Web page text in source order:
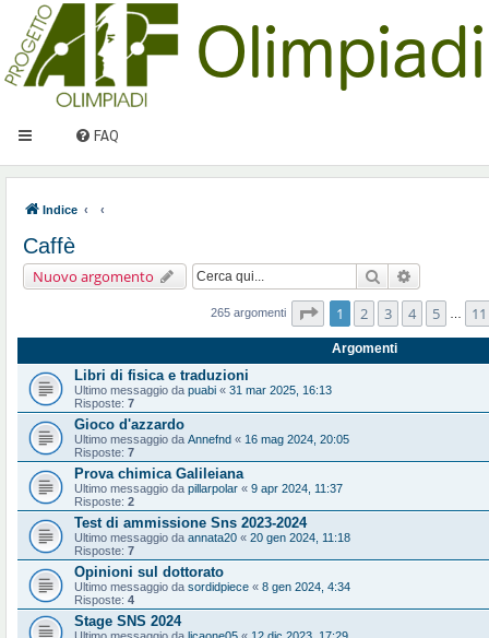
FAQ
Indice
Caffè
Nuovo argomento Cerca
265 argomenti Pagina1 di11
1 2 3 4 5 11
Argomenti
Libri di fisica e traduzioni
Ultimo messaggio da puabi « 31 mar 2025, 16:13
Risposte: 7
Gioco d'azzardo
Ultimo messaggio da Annefnd « 16 mag 2024, 20:05
Risposte: 7
Prova chimica Galileiana
Ultimo messaggio da pillarpolar « 9 apr 2024, 11:37
Risposte: 2
Test di ammissione Sns 2023-2024
Ultimo messaggio da annata20 « 20 gen 2024, 11:18
Risposte: 7
Opinioni sul dottorato
Ultimo messaggio da sordidpiece « 8 gen 2024, 4:34
Risposte: 4
Stage SNS 2024